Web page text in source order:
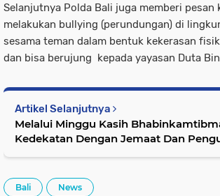
Selanjutnya Polda Bali juga memberi pesan
melakukan bullying (perundungan) di
sesama teman dalam bentuk kekerasan
dan bisa berujung kepada yayasan Duta
Artikel Selanjutnya
Melalui Minggu Kasih Bhabinkamtibmas Polsek Denbar Jalin
Kedekatan Dengan Jemaat Dan
Bali News